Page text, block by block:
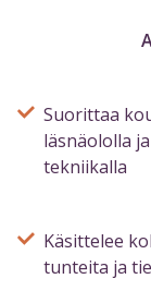
Suorittaa
läsnäololla
tekniikalla
Käsittelee
tunteita ja